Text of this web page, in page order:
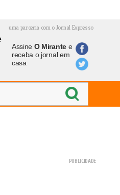
uma parceria com o Jornal Expresso
Assine O Mirantee
receba o jornal em
casa